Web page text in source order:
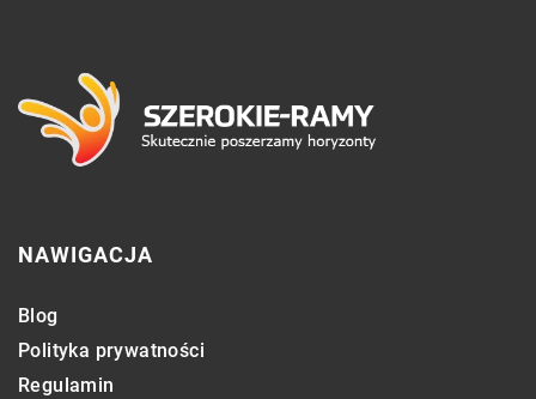
NAWIGACJA
Blog
Polityka prywatności
Regulamin